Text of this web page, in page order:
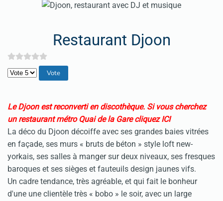
Restaurant Djoon
Veuillez voter
Le Djoon est reconverti en discothèque. Si vous cherchez
un restaurant métro Quai de la Gare cliquez ICI
La déco du Djoon décoiffe avec ses grandes baies vitrées
en façade, ses murs « bruts de béton » style loft new-
yorkais, ses salles à manger sur deux niveaux, ses fresques
baroques et ses sièges et fauteuils design jaunes vifs.
Un cadre tendance, très agréable, et qui fait le bonheur
d'une une clientèle très « bobo » le soir, avec un large